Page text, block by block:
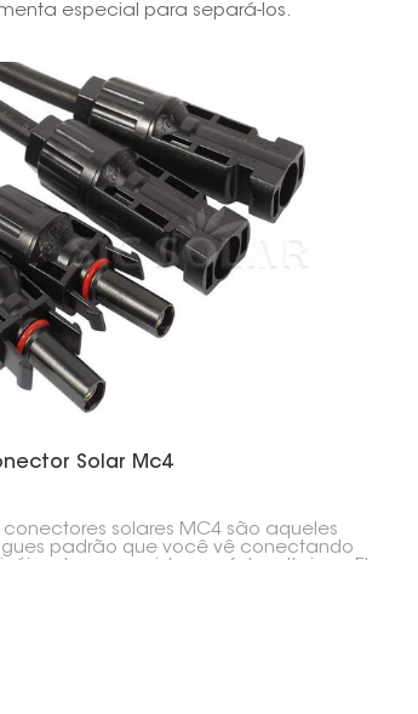
especial para separá-los.
Solar Mc4
conectores solares MC4 são aqueles
padrão que você vê conectando